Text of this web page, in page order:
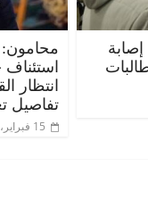
انتظار
تفاصيل
15 فبراير، 2020